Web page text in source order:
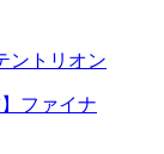
ントリオン